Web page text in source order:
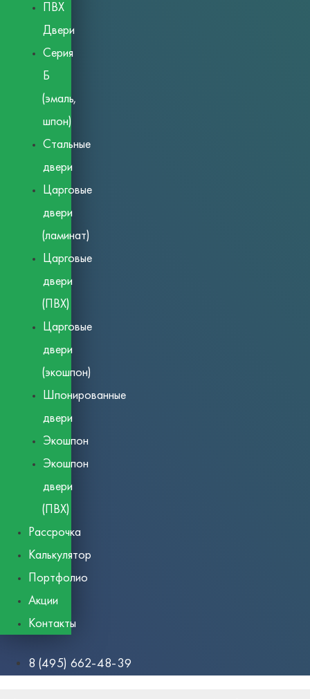
ПВХ
Двери
Серия
Б
(эмаль,
шпон)
Стальные
двери
Царговые
двери
(ламинат)
Царговые
двери
(ПВХ)
Царговые
двери
(экошпон)
Шпонированные
двери
Экошпон
Экошпон
двери
(ПВХ)
Рассрочка
Калькулятор
Портфолио
Акции
Контакты
8 (495) 662-48-39